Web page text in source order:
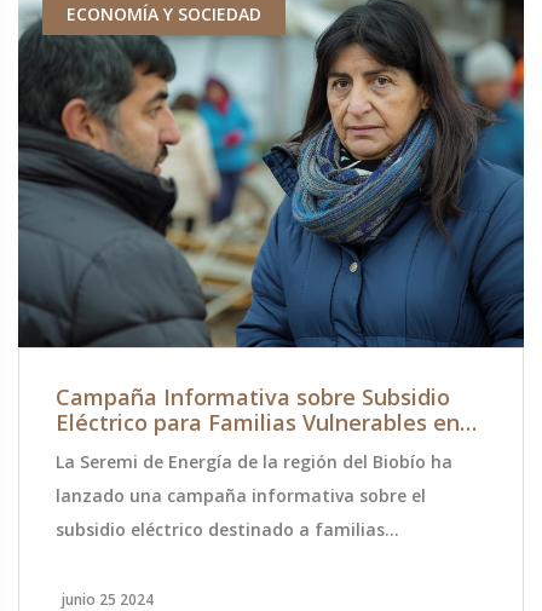
ECONOMÍA Y SOCIEDAD
Campaña Informativa sobre Subsidio
Eléctrico para Familias Vulnerables en
La Seremi de Energía de la región del Biobío ha
lanzado una campaña informativa sobre el
subsidio eléctrico destinado a familias
millones de hogares, aplicándose desde julio
junio 25 2024